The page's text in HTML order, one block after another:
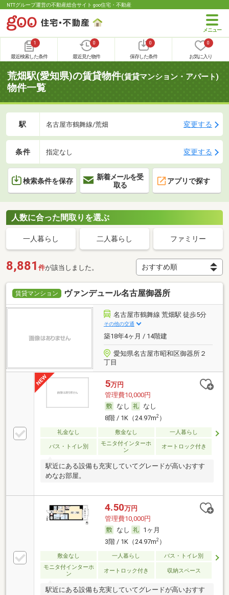
NTTグループ運営の不動産総合サイト goo住宅・不動産
1
最近検索した条件
0
最近見た物件
0
保存した条件
0
お気に入り
荒畑駅(愛知県)の賃貸物件(賃貸マンション・アパート)
物件一覧
駅 名古屋市鶴舞線/荒畑 変更する
条件 指定なし 変更する
検索条件を保存
新着メールを受
取る
アプリで探す
人数に合った間取りを選ぶ
一人暮らし 二人暮らし ファミリー
8,881 件が該当しました。
賃貸マンション ヴァンデュール名古屋御器所
名古屋市鶴舞線 荒畑駅 徒歩5分
その他の交通
築18年4ヶ月 / 14階建
愛知県名古屋市昭和区御器所２
丁目
5万円
管理費10,000円
なし
なし
8階 / 1K（24.97m2）
礼金なし 敷金なし 一人暮らし
バス・トイレ別
モニタ付インターホ
ン
オートロック付き
駅近にある設備も充実していてグレードが高いおすす
めなお部屋。
4.50万円
管理費10,000円
なし
1ヶ月
3階 / 1K（24.97m2）
敷金なし 一人暮らし
バス・トイレ別
モニタ付インターホ
ン
オートロック付き 収納スペース
駅近にある設備も充実していてグレードが高いおすす